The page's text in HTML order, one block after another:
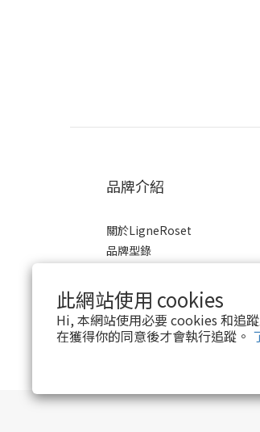
此網站使用 cookies
Hi, 本網站使用必要 cookies 和追
在獲得你的同意後才會執行追蹤。
品牌介紹
關於LigneRoset
品牌型錄
商業合作